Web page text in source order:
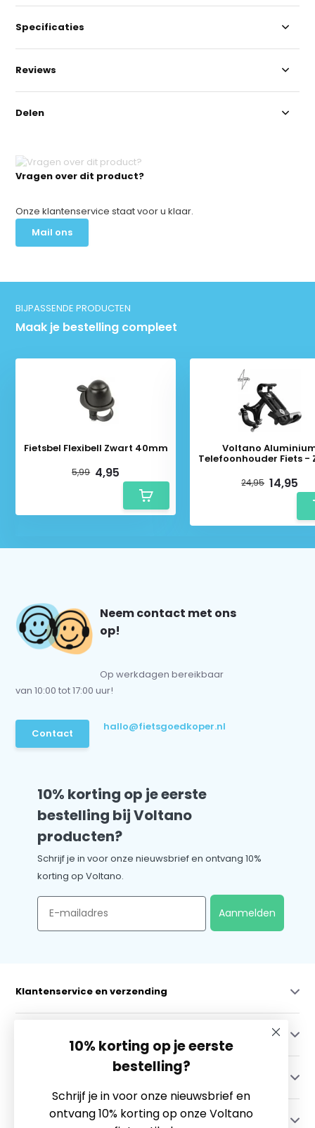
Vragen over dit product?
Onze klantenservice staat voor u klaar.
Mail ons
Specificaties
Reviews
Delen
BIJPASSENDE PRODUCTEN
Maak je bestelling compleet
Fietsbel Flexibell Zwart 40mm
5,99 4,95
Voltano
Telefoonhouder Fiets -
24,95 14,95
Neem contact met ons
op!
Op werkdagen bereikbaar
van 10:00 tot 17:00 uur!
Contact
hallo@fietsgoedkoper.nl
10% korting op je eerste
bestelling bij Voltano
producten?
Schrijf je in voor onze nieuwsbrief en ontvang 10%
korting op Voltano.
Email
Aanmelden
Klantenservice en verzending
Contact
10% korting op je eerste
bestelling?
Schrijf je in voor onze nieuwsbrief en
ontvang 10% korting op onze Voltano